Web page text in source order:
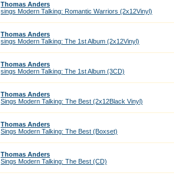
Thomas Anders
sings Modern Talking: Romantic Warriors (2x12Vinyl)
Thomas Anders
sings Modern Talking: The 1st Album (2x12Vinyl)
Thomas Anders
sings Modern Talking: The 1st Album (3CD)
Thomas Anders
Sings Modern Talking: The Best (2x12Black Vinyl)
Thomas Anders
Sings Modern Talking: The Best (Boxset)
Thomas Anders
Sings Modern Talking: The Best (CD)